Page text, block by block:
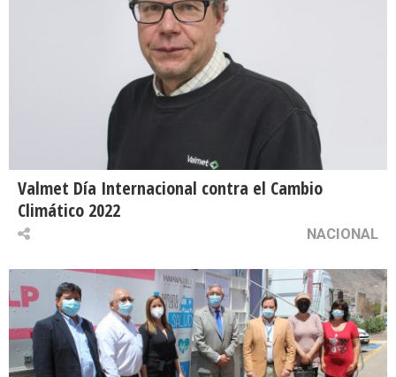
Valmet Día Internacional contra el Cambio
Climático 2022
NACIONAL